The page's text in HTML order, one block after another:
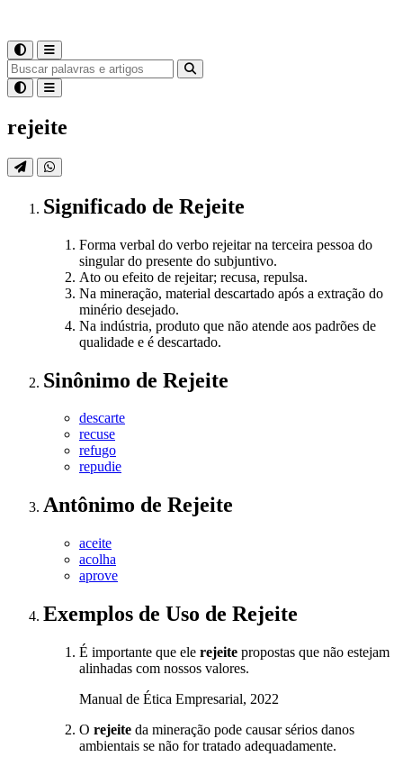
rejeite
Significado de Rejeite
Forma verbal do verbo rejeitar na terceira pessoa do
singular do presente do subjuntivo.
Ato ou efeito de rejeitar; recusa, repulsa.
Na mineração, material descartado após a extração do
minério desejado.
Na indústria, produto que não atende aos padrões de
qualidade e é descartado.
Sinônimo de Rejeite
descarte
recuse
refugo
repudie
Antônimo de Rejeite
aceite
acolha
aprove
Exemplos de Uso de Rejeite
É importante que ele rejeite propostas que não estejam
alinhadas com nossos valores.
Manual de Ética Empresarial, 2022
O rejeite da mineração pode causar sérios danos
ambientais se não for tratado adequadamente.